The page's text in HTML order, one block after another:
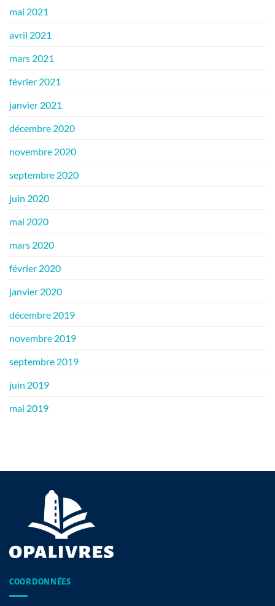
mai 2021
avril 2021
mars 2021
février 2021
janvier 2021
décembre 2020
novembre 2020
septembre 2020
juin 2020
mai 2020
mars 2020
février 2020
janvier 2020
décembre 2019
novembre 2019
septembre 2019
juin 2019
mai 2019
COORDONNÉES